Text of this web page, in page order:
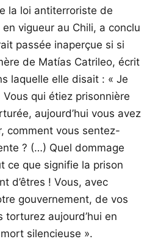
la loi antiterroriste de
vigueur au Chili, a conclu
passée inaperçue si si
de Matías Catrileo, écrit
laquelle elle disait : « Je
qui étiez prisonnière
aujourd’hui vous avez
comment vous sentez-
? (…) Quel dommage
ce que signifie la prison
d’êtres ! Vous, avec
gouvernement, de vos
aujourd’hui en
silencieuse ».